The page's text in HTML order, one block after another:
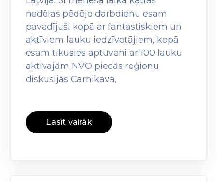
nedēļas pēdējo darbdienu esam
pavadījuši kopā ar fantastiskiem un
aktīviem lauku iedzīvotājiem, kopā
esam tikušies aptuveni ar 100 lauku
aktīvajām NVO piecās reģionu
diskusijās Carnikavā,
Lasīt vairāk